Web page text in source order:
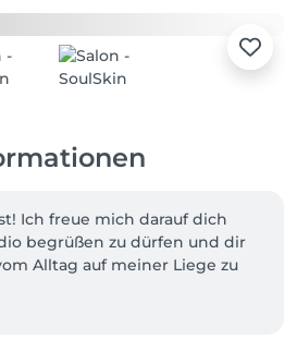
Ich freue mich darauf dich
begrüßen zu dürfen und dir
Alltag auf meiner Liege zu